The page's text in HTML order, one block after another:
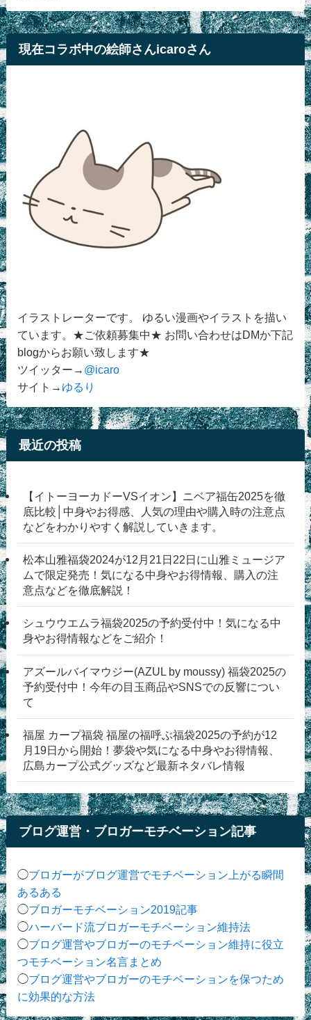
現在コラボ中の絵師さんicaroさん
イラストレーターです。 ゆるい漫画やイラストを描い
ています。★ご依頼募集中★ お問い合わせはDMか下記
blogからお願い致します★
ツイッター→ @icaro
サイト→ ゆるり
最近の投稿
【イトーヨーカドーVSイオン】ニベア福缶2025を徹
底比較│中身やお得感、人気の理由や購入時の注意点
などをわかりやすく解説していきます。
松本山雅福袋2024が12月21日22日に山雅ミュージア
ムで限定発売！気になる中身やお得情報、購入の注
意点などを徹底解説！
シュウウエムラ福袋2025の予約受付中！気になる中
身やお得情報などをご紹介！
アズールバイマウジー(AZUL by moussy) 福袋2025の
予約受付中！今年の目玉商品やSNSでの反響につい
て
福屋 カープ福袋 福屋の福呼ぶ福袋2025の予約が12
月19日から開始！夢袋や気になる中身やお得情報、
広島カープ公式グッズなど最新ネタバレ情報
ブログ運営・ブロガーモチベーション記事
◯ブロガーがブログ運営でモチベーション上がる瞬間
あるある
◯ブロガーモチベーション2019記事
◯ハーバード流ブロガーモチベーション維持法
◯ブログ運営やブロガーのモチベーション維持に役立
つモチベーション名言まとめ
◯ブログ運営やブロガーのモチベーションを保つため
に効果的な方法